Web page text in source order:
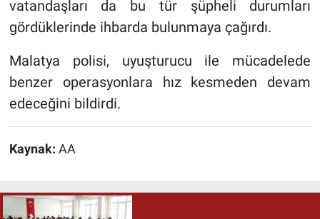
vatandaşları da bu tür şüpheli durumları
gördüklerinde ihbarda bulunmaya çağırdı.
Malatya polisi, uyuşturucu ile mücadelede
benzer operasyonlara hız kesmeden devam
edeceğini bildirdi.
Kaynak: AA